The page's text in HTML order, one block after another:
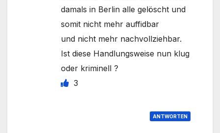
damals in Berlin alle gelöscht und
somit nicht mehr auffidbar
und nicht mehr nachvollziehbar.
Ist diese Handlungsweise nun klug
oder kriminell ?
3
ANTWORTEN